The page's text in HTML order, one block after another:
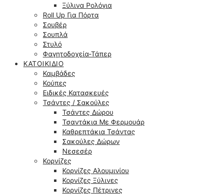
Ξύλινα Ρολόγια
Roll Up Για Πόρτα
Σουβέρ
Σουπλά
Στυλό
Φαγητοδοχεία-Τάπερ
ΚΑΤΟΙΚΊΔΙΟ
Καμβάδες
Κούπες
Ειδικές Κατασκευές
Τσάντες / Σακούλες
Τσάντες Δώρου
Τσαντάκια Με Φερμουάρ
Καθρεπτάκια Τσάντας
Σακούλες Δώρων
Νεσεσέρ
Κορνίζες
Κορνίζες Αλουμινίου
Κορνίζες Ξύλινες
Κορνίζες Πέτρινες